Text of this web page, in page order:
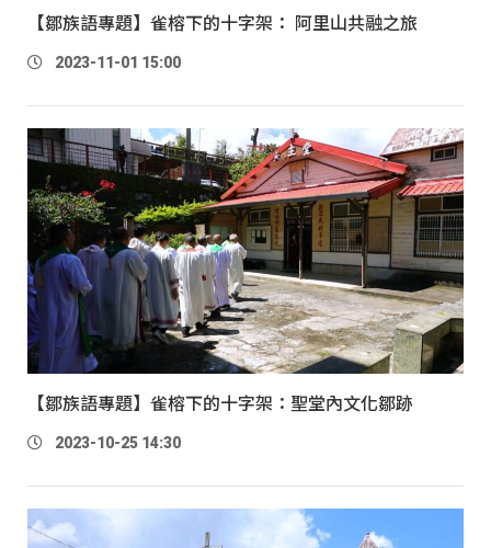
【鄒族語專題】雀榕下的十字架： 阿里山共融之旅
2023-11-01 15:00
【鄒族語專題】雀榕下的十字架：聖堂內文化鄒跡
2023-10-25 14:30